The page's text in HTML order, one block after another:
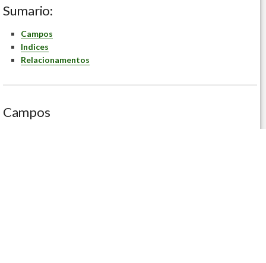
Sumario:
Campos
Indices
Relacionamentos
Campos